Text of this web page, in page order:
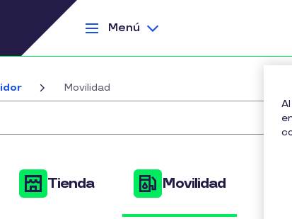
Menú
Movilidad
Tienda Movilidad